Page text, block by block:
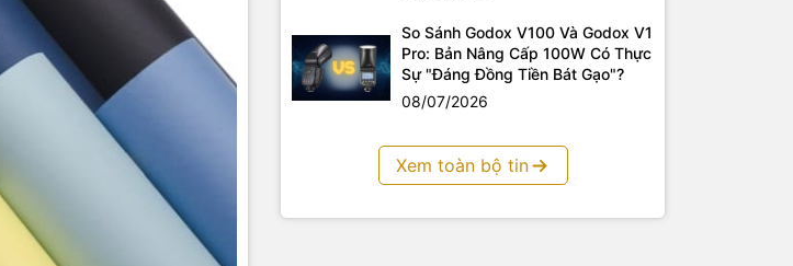
So Sánh Godox V100 Và Godox V1
Pro: Bản Nâng Cấp 100W Có Thực
Sự "Đáng Đồng Tiền Bát Gạo"?
08/07/2026
Xem toàn bộ tin